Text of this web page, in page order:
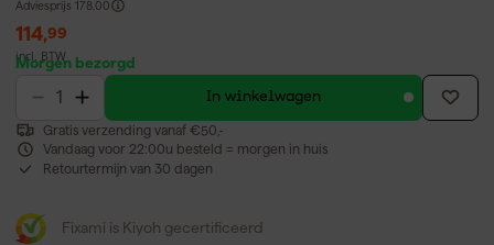
Adviesprijs 178,00
114,99
incl. BTW
Morgen bezorgd
In winkelwagen
Gratis verzending vanaf €50,-
Vandaag voor 22:00u besteld = morgen in huis
Retourtermijn van 30 dagen
Fixami is Kiyoh gecertificeerd